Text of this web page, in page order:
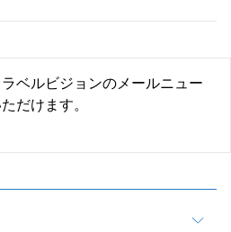
ベルビジョンのメールニュー
だけます。